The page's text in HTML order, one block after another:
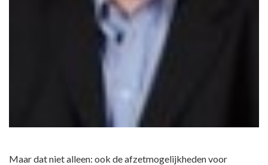
Maar dat niet alleen: ook de afzetmogelijkheden voor